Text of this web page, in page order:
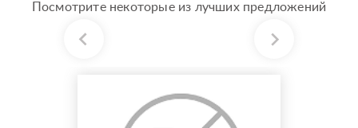
Посмотрите некоторые из лучших предложений